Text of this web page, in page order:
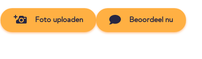
Foto uploaden Beoordeel nu